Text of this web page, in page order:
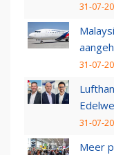
31-07-
31-07-
31-07-
Meer